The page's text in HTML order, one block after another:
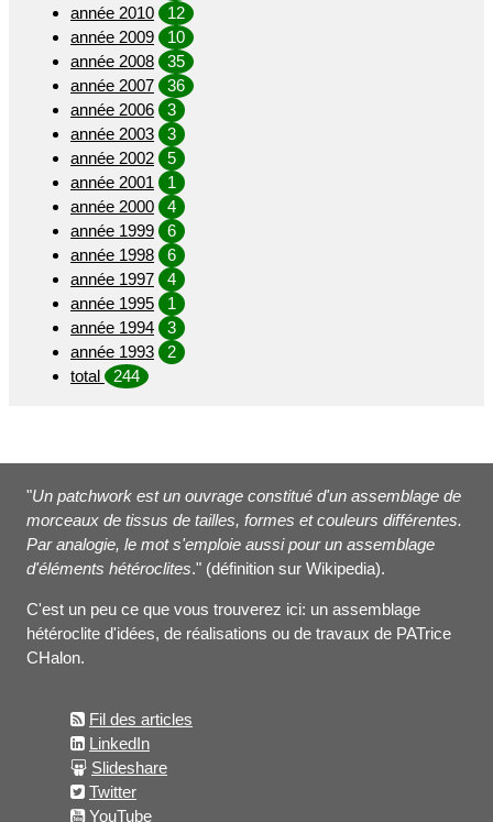
année 2010
12
année 2009
10
année 2008
35
année 2007
36
année 2006
3
année 2003
3
année 2002
5
année 2001
1
année 2000
4
année 1999
6
année 1998
6
année 1997
4
année 1995
1
année 1994
3
année 1993
2
total
244
"Un patchwork est un ouvrage constitué d'un assemblage de
morceaux de tissus de tailles, formes et couleurs différentes.
Par analogie, le mot s'emploie aussi pour un assemblage
d'éléments hétéroclites." (définition sur Wikipedia).
C'est un peu ce que vous trouverez ici: un assemblage
hétéroclite d'idées, de réalisations ou de travaux de PATrice
CHalon.
Fil des articles
LinkedIn
Slideshare
Twitter
YouTube